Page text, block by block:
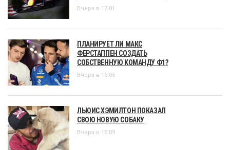
Вчера в 17:01
ПЛАНИРУЕТ ЛИ МАКС
ФЕРСТАППЕН СОЗДАТЬ
СОБСТВЕННУЮ КОМАНДУ Ф1?
Вчера в 16:05
ЛЬЮИС ХЭМИЛТОН ПОКАЗАЛ
СВОЮ НОВУЮ СОБАКУ
Вчера в 15:09